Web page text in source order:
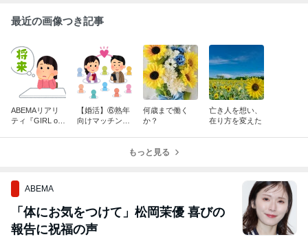
最近の画像つき記事
ABEMAリアリ
ティ『GIRL or
【婚活】⑥熟年
向けマッチング
何歳まで働く
か？
亡き人を想い、
在り方を変えた
もっと見る
ABEMA
「体にお気をつけて」松岡茉優 喜びの
報告に祝福の声